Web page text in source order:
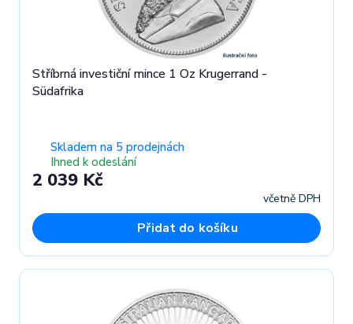
Stříbrná investiční mince 1 Oz Krugerrand -
Südafrika
Skladem na 5 prodejnách
Ihned k odeslání
2 039 Kč
včetně DPH
Přidat do košíku